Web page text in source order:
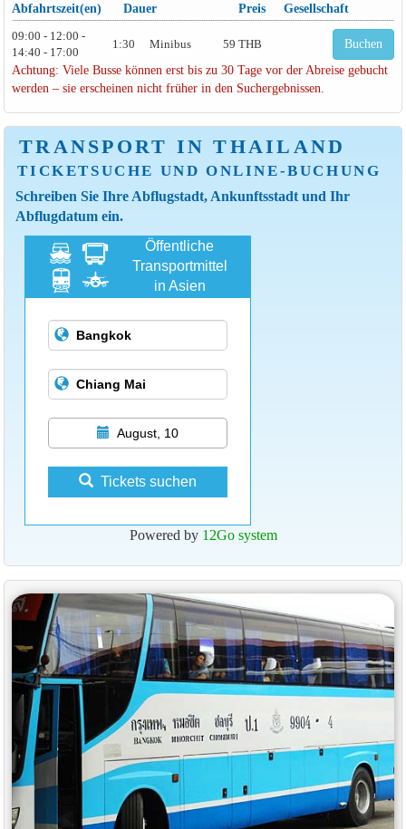
Abfahrtszeit(en) Dauer Preis Gesellschaft
09:00 - 12:00 -
14:40 - 17:00
1:30 Minibus 59 THB Buchen
Achtung: Viele Busse können erst bis zu 30 Tage vor der Abreise gebucht
werden – sie erscheinen nicht früher in den Suchergebnissen.
TRANSPORT IN THAILAND
TICKETSUCHE UND ONLINE-BUCHUNG
Schreiben Sie Ihre Abflugstadt, Ankunftsstadt und Ihr
Abflugdatum ein.
Öffentliche
Transportmittel
in Asien
August, 10
Tickets suchen
Powered by 12Go system